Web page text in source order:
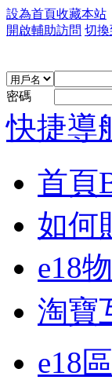
設為首頁收藏本站
開啟輔助訪問 切換
密碼
快捷導
首頁
如何
e18
淘寶
e18